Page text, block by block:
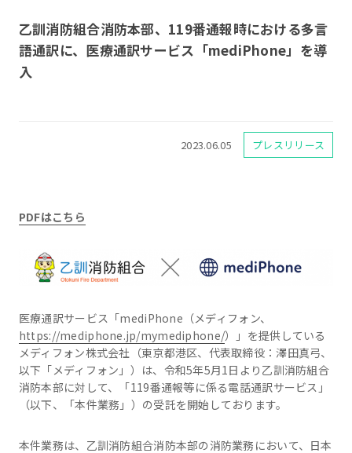
乙訓消防組合消防本部、119番通報時における多言
語通訳に、医療通訳サービス「mediPhone」を導
入
2023.06.05 プレスリリース
PDFはこちら
医療通訳サービス「mediPhone（メディフォン、
https://mediphone.jp/mymediphone/）」を提供している
メディフォン株式会社（東京都港区、代表取締役：澤田真弓、
以下「メディフォン」）は、令和5年5月1日より乙訓消防組合
消防本部に対して、「119番通報等に係る電話通訳サービス」
（以下、「本件業務」）の受託を開始しております。
本件業務は、乙訓消防組合消防本部の消防業務において、日本